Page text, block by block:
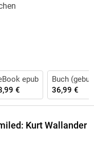
epub
€
Buch
36,99 €
Kurt Wallander